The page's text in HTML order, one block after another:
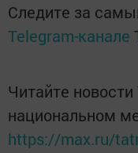
Следите за
Telegram-канале
Читайте новости
национальном
https://max.ru/